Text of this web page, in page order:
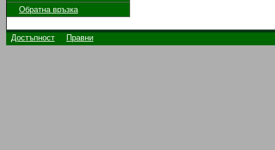
Обратна връзка
Достъпност Правни